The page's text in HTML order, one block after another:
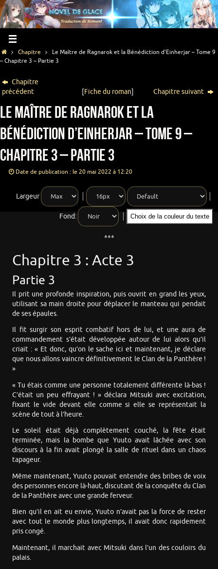
Chapitre
Le Maître de Ragnarok et la Bénédiction d’Einherjar – Tome 9
– Chapitre 3 – Partie 3
Chapitre
précédent
[Fiche du roman] Chapitre suivant
Le Maître de Ragnarok et la
Bénédiction d’Einherjar – Tome 9 –
Chapitre 3 – Partie 3
Date de publication : le 20 mai 2022 à 12:20
Largeur
Fond: Choix de la couleur du texte
***
Chapitre 3 : Acte 3
Partie 3
Il prit une profonde inspiration, puis ouvrit en grand les yeux,
utilisant sa main droite pour déplacer le manteau qui pendait
de ses épaules.
Il fit surgir son esprit combatif hors de lui, et une aura de
commandement s’était développée autour de lui alors qu’il
criait : « Et donc, qu’on le sache ici et maintenant, je déclare
que nous allons vaincre définitivement le Clan de la Panthère !
»
« Tu étais comme une personne totalement différente là-bas !
C’était un peu effrayant ! » déclara Mitsuki avec excitation,
fixant le vide devant elle comme si elle se représentait la
scène de tout à l’heure.
Le soleil était déjà complètement couché, la fête était
terminée, mais la bombe que Yuuto avait lâchée avec son
discours à la fin avait plongé la salle de rituel dans un chaos
tapageur.
Même maintenant, Yuuto pouvait entendre des bribes de voix
des personnes encore là-haut, discutant de la conquête du Clan
de la Panthère avec une grande ferveur.
Bien qu’il en ait eu envie, Yuuto n’avait pas la force de rester
avec tout le monde plus longtemps, il avait donc rapidement
pris congé.
Maintenant, il marchait avec Mitsuki dans l’un des couloirs du
palais.